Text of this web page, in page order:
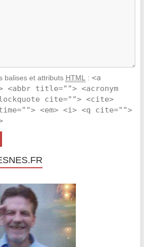
balises et attributs HTML : <a
title=""> <acronym
cite=""> <cite>
<em> <i> <q cite="">